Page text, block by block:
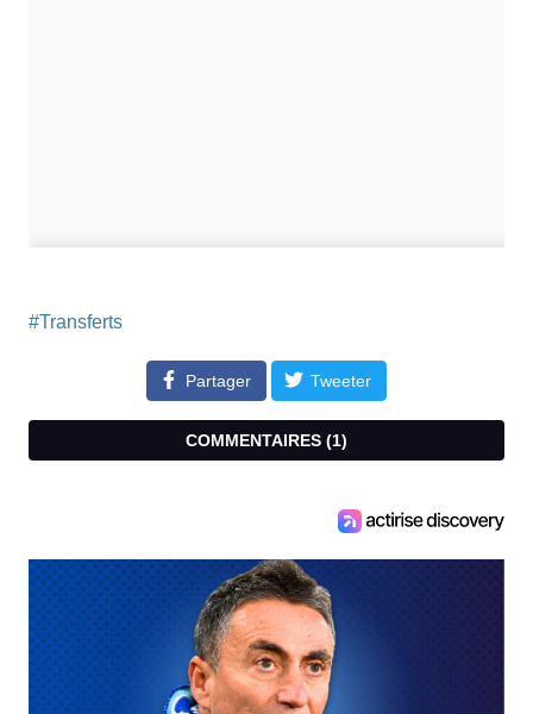
#Transferts
Partager Tweeter
COMMENTAIRES (1)